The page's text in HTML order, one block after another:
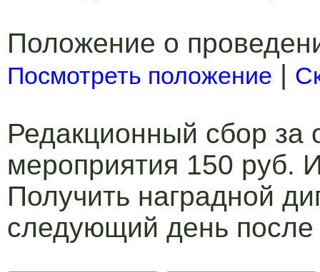
Положение о
Посмотреть положение |
Редакционный сбор за
мероприятия 150 руб.
Получить наградной
следующий день